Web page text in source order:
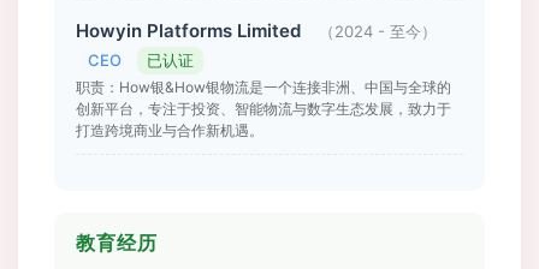
Howyin Platforms Limited
（2024 - 至今）
CEO
已认证
职责：How银&How银物流是一个连接非洲、中国与全球的
创新平台，专注于投资、智能物流与数字生态发展，致力于
打造跨境商业与合作新机遇。
教育经历